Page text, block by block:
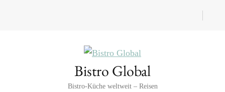
Bistro Global
Bistro-Küche weltweit – Reisen